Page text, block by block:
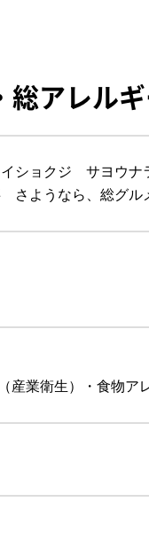
アレル
ショクジ サヨウナ
さようなら、総グル
産業衛生）・食物ア